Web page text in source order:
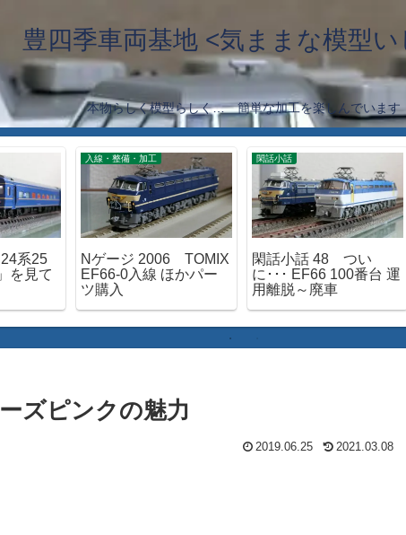
豊四季車両基地 <気ままな模型い
本物らしく模型らしく… 簡単な加工を楽しんでいます
系25
を見て
入線・整備・加工
Nゲージ 2006 TOMIX
EF66-0入線 ほかパー
ツ購入
閑話小話
閑話小話 48 つい
に･･･ EF66 100番台 運
用離脱～廃車
ズピンクの魅力
2019.06.25 2021.03.08